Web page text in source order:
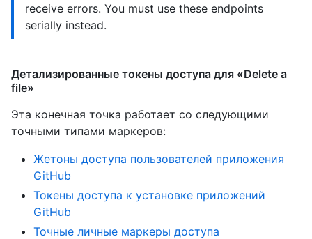
receive errors. You must use these endpoints
serially instead.
Детализированные токены доступа для «Delete a
file»
Эта конечная точка работает со следующими
точными типами маркеров:
Жетоны доступа пользователей приложения
GitHub
Токены доступа к установке приложений
GitHub
Точные личные маркеры доступа